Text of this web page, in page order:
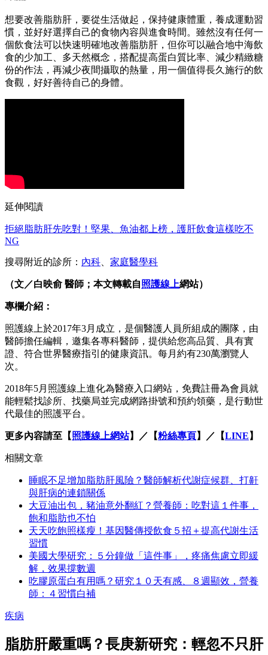
想要改善脂肪肝，要從生活做起，保持健康體重，養成運動習
慣，並好好選擇自己的食物內容與進食時間。雖然沒有任何一
個飲食法可以快速明確地改善脂肪肝，但你可以融合地中海飲
食的少加工、多天然概念，搭配提高蛋白質比率、減少精緻糖
份的作法，再減少夜間攝取的熱量，用一個值得長久施行的飲
食觀，好好善待自己的身體。
延伸閱讀
拒絕脂肪肝先吃對！堅果、魚油都上榜，護肝飲食這樣吃不
NG
搜尋附近的診所： 內科 家庭醫學科
（文／白映俞 醫師；本文轉載自照護線上網站）
專欄介紹：
照護線上於2017年3月成立，是個醫護人員所組成的團隊，由
醫師擔任編輯，邀集各專科醫師，提供給您高品質、具有實
證、符合世界醫療指引的健康資訊。每月約有230萬瀏覽人
次。
2018年5月照護線上進化為醫療入口網站，免費註冊為會員就
能輕鬆找診所、找藥局並完成網路掛號和預約領藥，是行動世
代最佳的照護平台。
更多內容請至【照護線上網站】／【粉絲專頁】／【LINE 】
相關文章
睡眠不足增加脂肪肝風險？醫師解析代謝症候群、打鼾
與肝病的連鎖關係
大豆油出包，豬油意外翻紅？營養師：吃對這１件事，
飽和脂肪也不怕
天天吃飽照樣瘦！基因醫傳授飲食５招＋提高代謝生活
習慣
美國大學研究：５分鐘做「這件事」，疼痛焦慮立即緩
解，效果撐數週
吃膠原蛋白有用嗎？研究１０天有感、８週顯效，營養
師：４習慣白補
疾病
脂肪肝嚴重嗎？長庚新研究：輕忽不只肝